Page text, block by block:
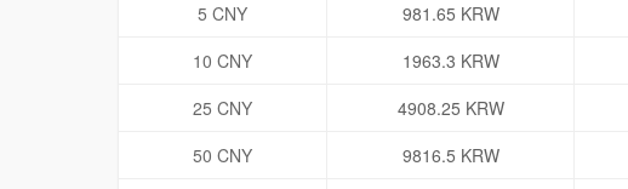
5 CNY
981.65 KRW
10 CNY
1963.3 KRW
25 CNY
4908.25 KRW
50 CNY
9816.5 KRW